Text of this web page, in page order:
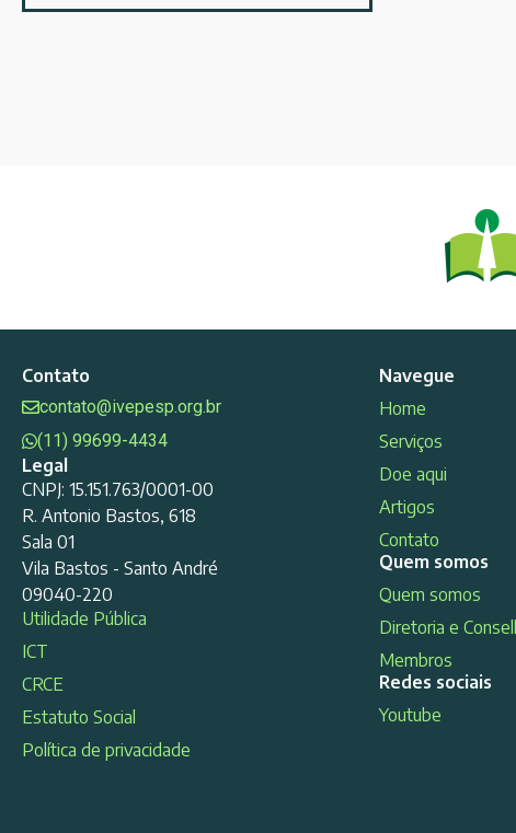
Contato
contato@ivepesp.org.br
(11) 99699-4434
Legal
CNPJ: 15.151.763/0001-00
R. Antonio Bastos, 618
Sala 01
Vila Bastos - Santo André
09040-220
Utilidade Pública
ICT
CRCE
Estatuto Social
Política de privacidade
Navegue
Home
Serviços
Doe aqui
Artigos
Contato
Quem somos
Quem somos
Diretoria e
Membros
Redes sociais
Youtube